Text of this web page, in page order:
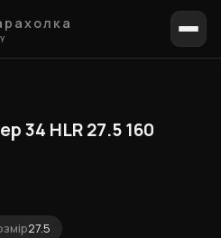
34 HLR 27.5 160
27.5